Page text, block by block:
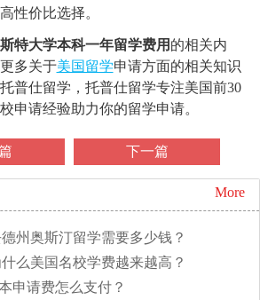
性价比选择。
特大学本科一年留学费用 的相关内
多关于美国留学申请方面的相关知识
普仕留学，托普仕留学专注美国前30
申请经验助力你的留学申请。
下一篇
More
州奥斯汀留学需要多少钱？
么美国名校学费越来越高？
申请费怎么支付？